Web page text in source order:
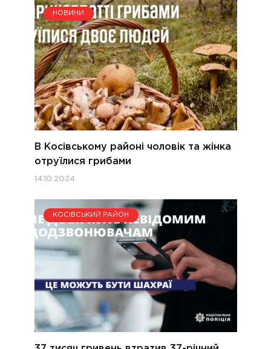
НОВИНИ
В Косівському районі чоловік та жінка
отруїлися грибами
14.10.2024
КОСІВСЬКИЙ РАЙОН